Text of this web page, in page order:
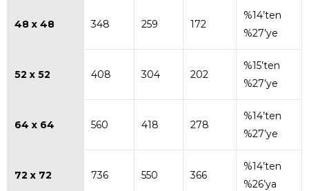
48 x 48 348 259 172
%14’ten
%27’ye
52 x 52 408 304 202
%15’ten
%27’ye
64 x 64 560 418 278
%14’ten
%27’ye
72 x 72 736 550 366
%14’ten
%26’ya